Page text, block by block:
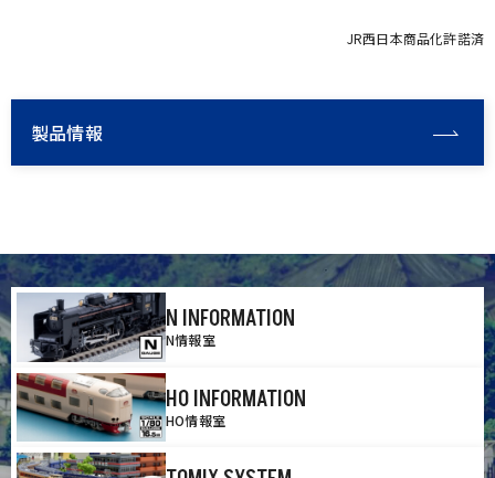
JR西日本商品化許諾済
製品情報
N INFORMATION
N情報室
HO INFORMATION
HO情報室